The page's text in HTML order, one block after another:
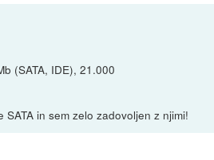
(SATA, IDE), 21.000
in sem zelo zadovoljen z njimi!